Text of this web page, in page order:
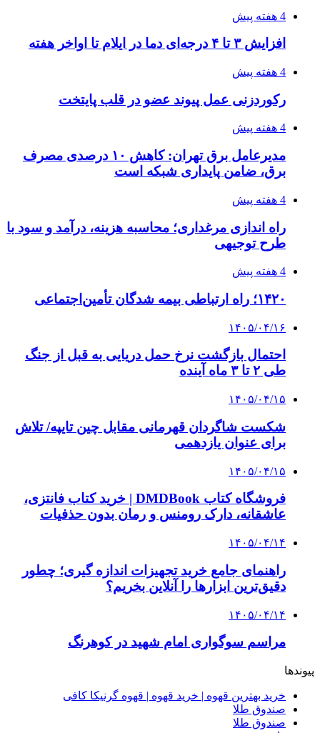
خرید بهترین قهوه | خرید قهوه | قهوه گرنیکا کافی
صندوق طلا
وام فوری
بازار و کسب و کار
3 هفته پیش
خرید ابزار آلات دستی و صنعتی زیر قیمت بازار؛
چطور ابزار اصل را با بهترین قیمت تهیه کنیم؟
3 هفته پیش
چرا انتخاب تامین‌کننده تجهیزات جوشکاری، کیفیت
پروژه را تعیین می‌کند؟
4 هفته پیش
از کجا تجهیزات ترافیکی باکیفیت بخریم؟ راهنمای
انتخاب بهترین فروشنده
راه اندازی مرغداری؛ محاسبه هزینه، درآمد و سود با
فروشگاه کتاب DMDBook | خرید کتاب فانتزی،
عاشقانه، دارک رومنس و رمان بدون حذفیات
راهنمای جامع خرید تجهیزات اندازه گیری؛ چطور
دقیق‌ترین ابزارها را آنلاین بخریم؟
آربی نوا؛ راهکار هوشمند برای شناسایی
فرصت‌های آربیتراژ ارز دیجیتال
بروکر لایت فایننس (LiteFinance) چیست و چرا
محبوب شده است؟
۱۴۰۵/۰۳/۳۱